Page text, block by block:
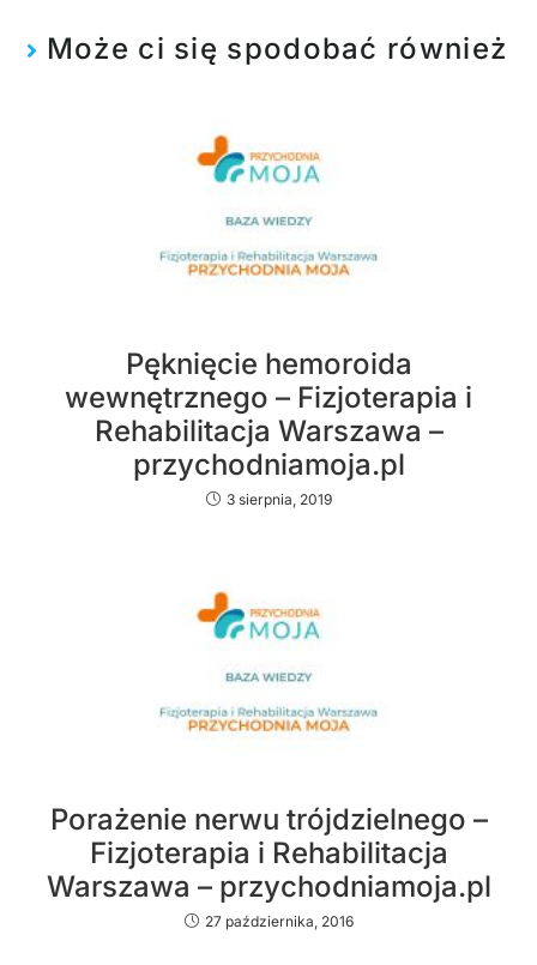
Może ci się spodobać również
Pęknięcie hemoroida
wewnętrznego – Fizjoterapia i
Rehabilitacja Warszawa –
przychodniamoja.pl
3 sierpnia, 2019
Porażenie nerwu trójdzielnego –
Fizjoterapia i Rehabilitacja
Warszawa – przychodniamoja.pl
27 października, 2016